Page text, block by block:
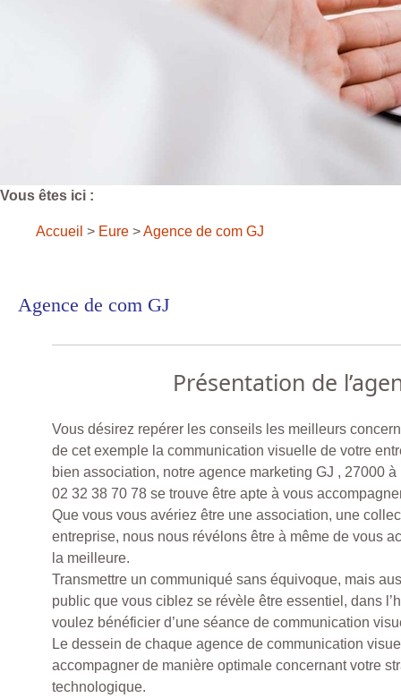
Vous êtes ici :
Accueil > Eure >Agence de com GJ
Agence de com GJ
Présentation de
Vous désirez repérer les conseils les meilleurs
de cet exemple la communication visuelle de votre
bien association, notre agence marketing GJ , 27000
02 32 38 70 78 se trouve être apte à vous
Que vous vous avériez être une association, une
entreprise, nous nous révélons être à même de vous
la meilleure.
Transmettre un communiqué sans équivoque, mais
public que vous ciblez se révèle être essentiel, dans
voulez bénéficier d’une séance de communication
Le dessein de chaque agence de communication
accompagner de manière optimale concernant votre
technologique.